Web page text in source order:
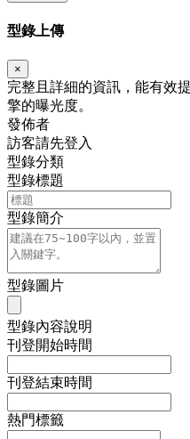
型錄上傳
×
完整且詳細的資訊，能有效
擎的曝光度。
發佈者
訪客請先登入
型錄分類
型錄標題
型錄簡介
型錄圖片
型錄內容說明
刊登開始時間
刊登結束時間
熱門標籤